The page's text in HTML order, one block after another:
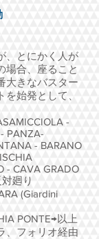
、とにかく人が
場合、座ること
大きなバスター
を始発として、
-
PANZA-
- BARANO
- CAVA GRADO
廻り
(Giardini
PONTE→以上
、フォリオ経由